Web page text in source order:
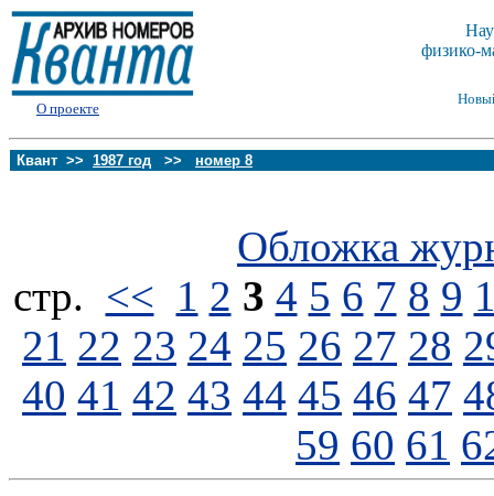
О проекте
физико-
Квант >> 1987 год >> номер 8
Обложка
стp. << 1 2 3 4 5 6 7 8 9
21 22 23 24 25 26 27 28
40 41 42 43 44 45 46 47
59 60 61